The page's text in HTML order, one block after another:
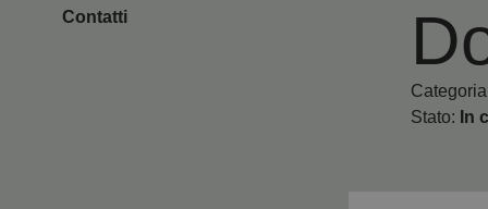
Contatti
Stato: In